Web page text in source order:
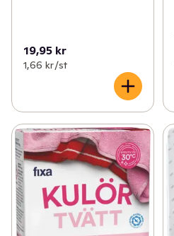
19,95 kr
1,66 kr /st